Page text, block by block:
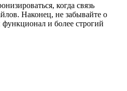
когда связь
Наконец, не забывайте о
и более строгий